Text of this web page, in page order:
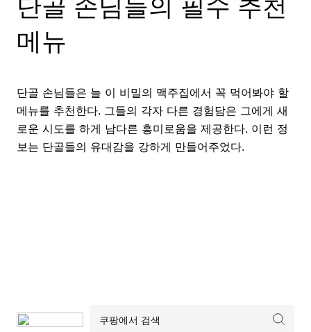
메뉴
단골 손님들은 늘 이 비밀의 맥주집에서 꼭 먹어봐야 할
메뉴를 추천한다. 그들의 각자 다른 경험담은 그에게 새
로운 시도를 하게 남다른 흥미로움을 제공한다. 이런 정
보는 단골들의 유대감을 강하게 만들어주었다.